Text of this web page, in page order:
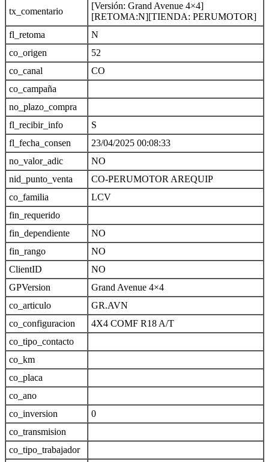
tx_comentario
[Versión: Grand Avenue 4×4]
[RETOMA:N][TIENDA: PERUMOTOR]
fl_retoma
N
co_origen
52
co_canal
CO
co_campaña
no_plazo_compra
fl_recibir_info
S
fl_fecha_consen
23/04/2025 00:08:33
no_valor_adic
NO
nid_punto_venta
CO-PERUMOTOR AREQUIP
co_familia
LCV
fin_requerido
fin_dependiente
NO
fin_rango
NO
ClientID
NO
GPVersion
Grand Avenue 4×4
co_articulo
GR.AVN
co_configuracion
4X4 COMF R18 A/T
co_tipo_contacto
co_km
co_placa
co_ano
co_inversion
0
co_transmision
co_tipo_trabajador